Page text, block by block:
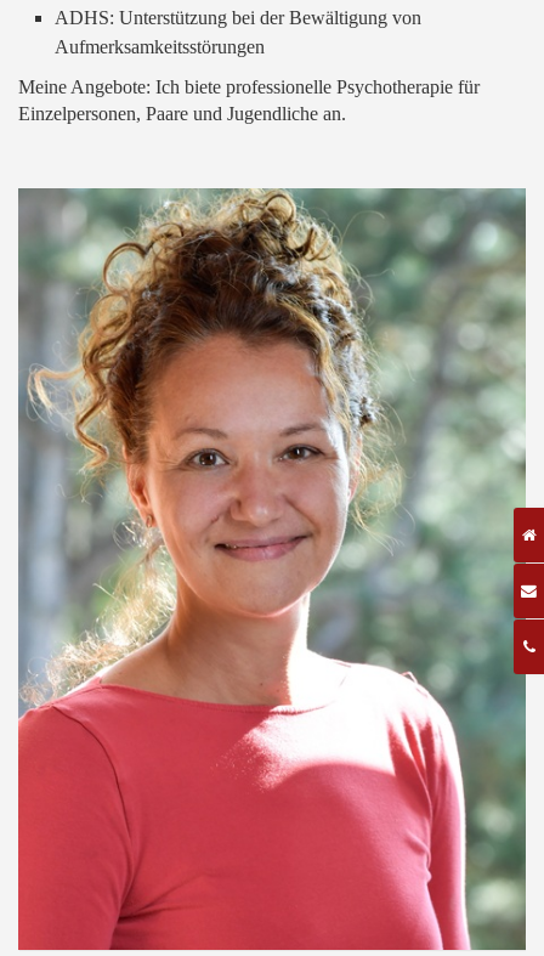
ADHS: Unterstützung bei der Bewältigung von
Aufmerksamkeitsstörungen
Meine Angebote: Ich biete professionelle Psychotherapie für
Einzelpersonen, Paare und Jugendliche an.